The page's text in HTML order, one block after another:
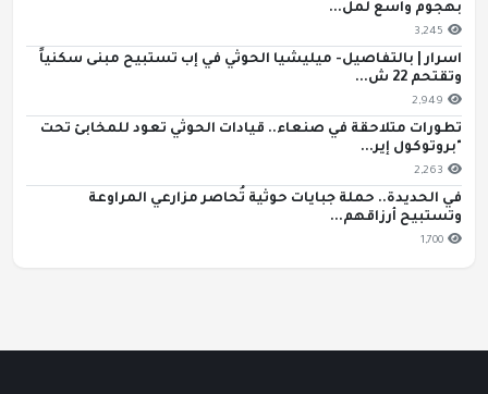
بهجوم واسع لمل...
3,245
اسرار | بالتفاصيل- ميليشيا الحوثي في إب تستبيح مبنى سكنياً
وتقتحم 22 ش...
2,949
تطورات متلاحقة في صنعاء.. قيادات الحوثي تعود للمخابئ تحت
"بروتوكول إير...
2,263
في الحديدة.. حملة جبايات حوثية تُحاصر مزارعي المراوعة
وتستبيح أرزاقهم...
1,700